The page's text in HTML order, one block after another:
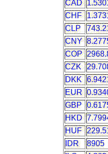
CAD
CHF
CLP
CNY
COP
CZK
DKK
EUR
GBP
HKD
HUF
IDR
8905